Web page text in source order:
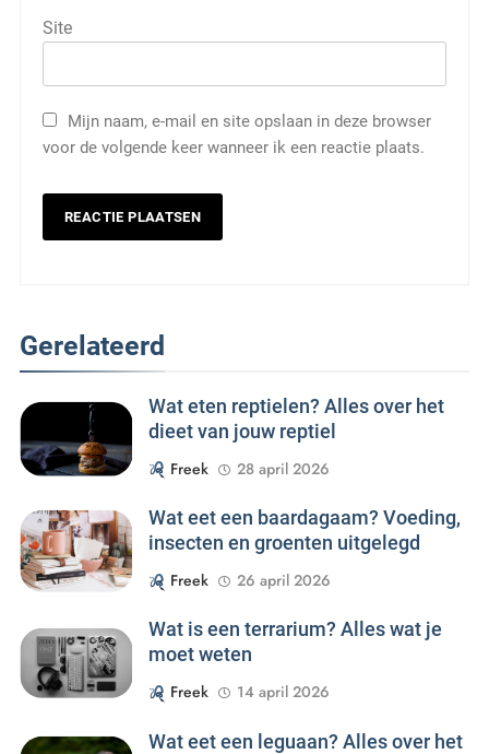
Site
Mijn naam, e-mail en site opslaan in deze browser
voor de volgende keer wanneer ik een reactie plaats.
Gerelateerd
Wat eten reptielen? Alles over het
dieet van jouw reptiel
Freek
28 april 2026
Wat eet een baardagaam? Voeding,
insecten en groenten uitgelegd
Freek
26 april 2026
Wat is een terrarium? Alles wat je
moet weten
Freek
14 april 2026
Wat eet een leguaan? Alles over het